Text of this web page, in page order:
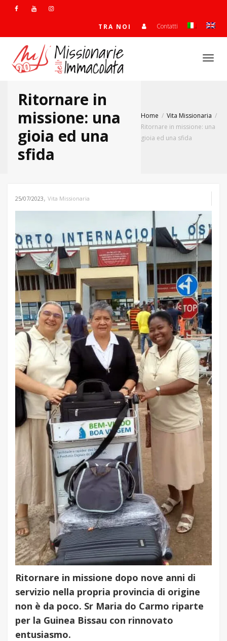
TRA NOI Contatti
Ritornare in
missione: una
gioia ed una
sfida
Home
Vita Missionaria
Ritornare in missione: una
gioia ed una sfida
25/07/2023, Vita Missionaria
Ritornare in missione dopo nove anni di
servizio nella propria provincia di origine
non è da poco. Sr Maria do Carmo riparte
per la Guinea Bissau con rinnovato
entusiasmo.